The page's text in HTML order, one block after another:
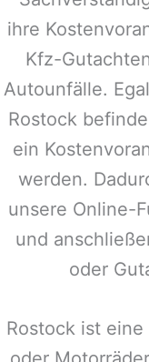
ihre
Kfz-
Autounfälle.
Rostock
ein
werden.
unsere Online-
und
oder
Rostockist eine